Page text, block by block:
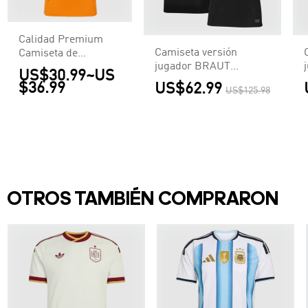
Calidad Premium
Camiseta de
McLaren F1 Racing
Team Set Up T-Shirt
Orange Hombre
US$30.99~US
$36.99
Camiseta versión
jugador BRAUT
HAALAND #9 Noruega
2026 Segunda
US$62.99 US$125.98
OTROS TAMBIÉN COMPRARON